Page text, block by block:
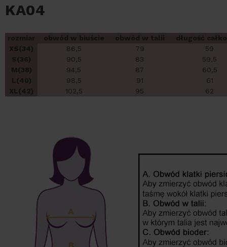
KA04
rozmiar obwód w biuście obwód w talii
długość
XS(34)
86,5 79
59
S(36)
90,5 83
59,5
M(38)
94,5 87
60,5
L(40)
98,5 91
61
XL(42)
102,5 95 62